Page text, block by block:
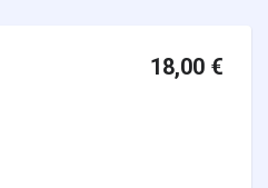
18,00 €